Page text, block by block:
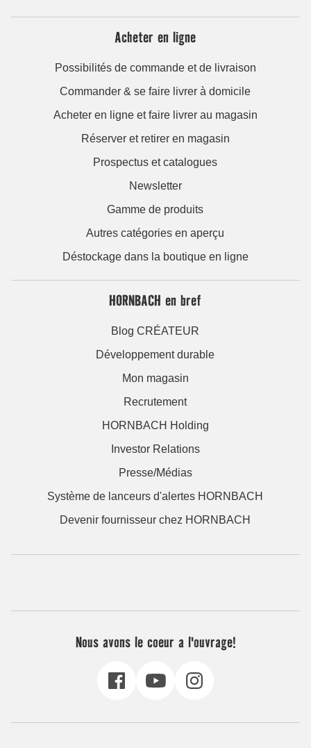
Acheter en ligne
Possibilités de commande et de livraison
Commander & se faire livrer à domicile
Acheter en ligne et faire livrer au magasin
Réserver et retirer en magasin
Prospectus et catalogues
Newsletter
Gamme de produits
Autres catégories en aperçu
Déstockage dans la boutique en ligne
HORNBACH en bref
Blog CRÉATEUR
Développement durable
Mon magasin
Recrutement
HORNBACH Holding
Investor Relations
Presse/Médias
Système de lanceurs d'alertes HORNBACH
Devenir fournisseur chez HORNBACH
Nous avons le coeur a l'ouvrage!